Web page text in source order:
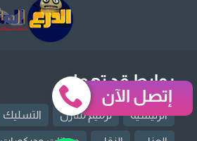
روابط قد تهمك
الرئيسية ترميم منازل التسليك
إتصل الآن